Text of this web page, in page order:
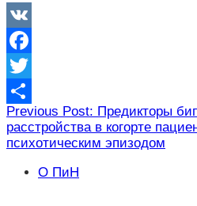
VK
Facebook
Twitter
Отправить
Навигация
по
Previous Post: Предикторы
расстройства в когорте
психотическим эпизодом
О ПиН